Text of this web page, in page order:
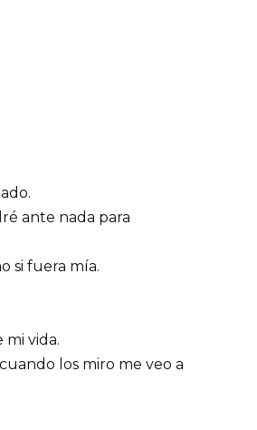
ante nada para
si fuera mía.
mi vida.
los miro me veo a